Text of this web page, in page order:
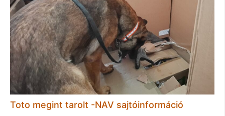
Toto megint tarolt -NAV sajtóinformáció